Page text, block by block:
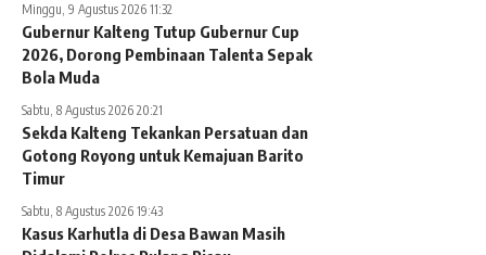
Minggu, 9 Agustus 2026 11:32
Gubernur Kalteng Tutup Gubernur Cup
2026, Dorong Pembinaan Talenta Sepak
Bola Muda
Sabtu, 8 Agustus 2026 20:21
Sekda Kalteng Tekankan Persatuan dan
Gotong Royong untuk Kemajuan Barito
Timur
Sabtu, 8 Agustus 2026 19:43
Kasus Karhutla di Desa Bawan Masih